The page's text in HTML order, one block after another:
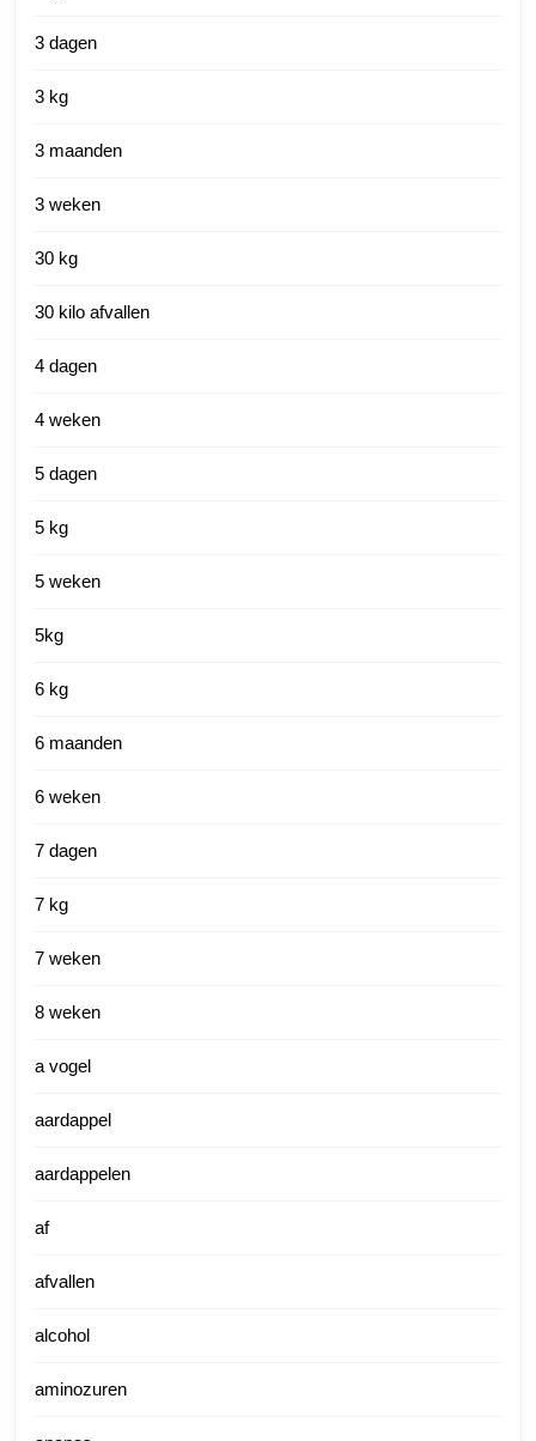
3 dagen
3 kg
3 maanden
3 weken
30 kg
30 kilo afvallen
4 dagen
4 weken
5 dagen
5 kg
5 weken
5kg
6 kg
6 maanden
6 weken
7 dagen
7 kg
7 weken
8 weken
a vogel
aardappel
aardappelen
af
afvallen
alcohol
aminozuren